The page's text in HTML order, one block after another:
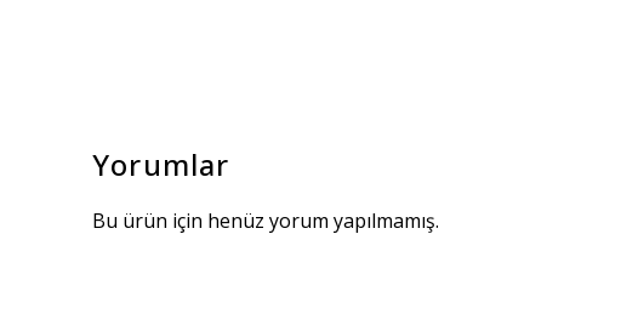
Yorumlar
Bu ürün için henüz yorum yapılmamış.